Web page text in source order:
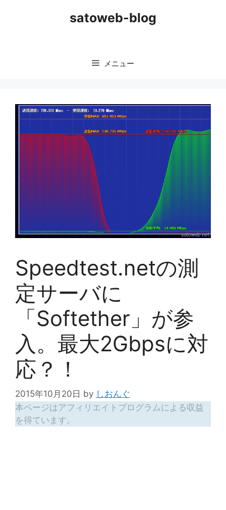
satoweb-blog
メニュー
Speedtest.netの測
定サーバに
「Softether」が参
入。最大2Gbpsに対
応？！
2015年10月20日 by しおんぐ
本ページはアフィリエイトプログラムによる収益
を得ています。